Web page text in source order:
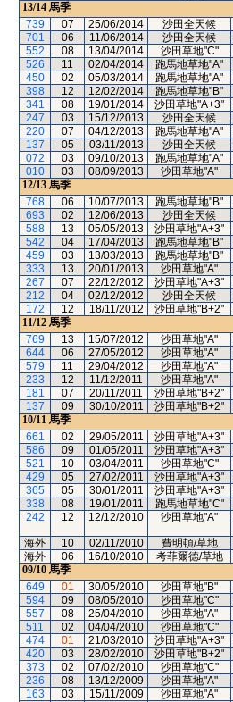
13/14 馬季
739
07 25/06/2014 沙田全天候
701
06 11/06/2014 沙田全天候
552
08 13/04/2014 沙田草地"C"
526
11 02/04/2014 跑馬地草地"A"
450
02 05/03/2014 跑馬地草地"A"
398
12 12/02/2014 跑馬地草地"B"
341
08 19/01/2014 沙田草地"A+3"
247
03 15/12/2013 沙田全天候
220
07 04/12/2013 跑馬地草地"A"
137
05 03/11/2013 沙田全天候
072
03 09/10/2013 跑馬地草地"A"
010
03 08/09/2013 沙田草地"A"
12/13 馬季
768
06 10/07/2013 跑馬地草地"B"
693
02 12/06/2013 沙田全天候
588
13 05/05/2013 沙田草地"A+3"
542
04 17/04/2013 跑馬地草地"B"
459
03 13/03/2013 跑馬地草地"B"
333
13 20/01/2013 沙田草地"A"
267
07 22/12/2012 沙田草地"A+3"
212
04 02/12/2012 沙田全天候
172
12 18/11/2012 沙田草地"B+2"
11/12 馬季
769
13 15/07/2012 沙田草地"A"
644
06 27/05/2012 沙田草地"A"
579
11 29/04/2012 沙田草地"A"
233
12 11/12/2011 沙田草地"A"
181
07 20/11/2011 沙田草地"B+2"
137
09 30/10/2011 沙田草地"B+2"
10/11 馬季
661
02 29/05/2011 沙田草地"A+3"
586
09 01/05/2011 沙田草地"A+3"
521
10 03/04/2011 沙田草地"C"
429
05 27/02/2011 沙田草地"A+3"
365
05 30/01/2011 沙田草地"A+3"
338
08 19/01/2011 跑馬地草地"C"
242
12 12/12/2010 沙田草地"A"
海外 10 02/11/2010 費明頓/草地
海外
06 16/10/2010 考菲爾德/草地
09/10 馬季
649
01 30/05/2010 沙田草地"B"
594
09 08/05/2010 沙田草地"C"
557
08 25/04/2010 沙田草地"A"
511
02 04/04/2010 沙田草地"C"
474
01 21/03/2010 沙田草地"A+3"
420
03 28/02/2010 沙田草地"B+2"
373
02 07/02/2010 沙田草地"C"
236
08 13/12/2009 沙田草地"A"
163
03 15/11/2009 沙田草地"A"